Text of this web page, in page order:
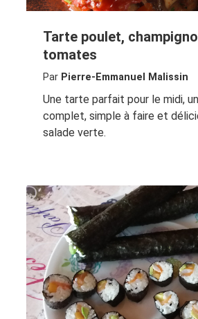
Tarte poulet,
tomates
Par Pierre-Emmanuel Malissin
Une tarte parfait pour le midi,
complet, simple à faire et
salade verte.